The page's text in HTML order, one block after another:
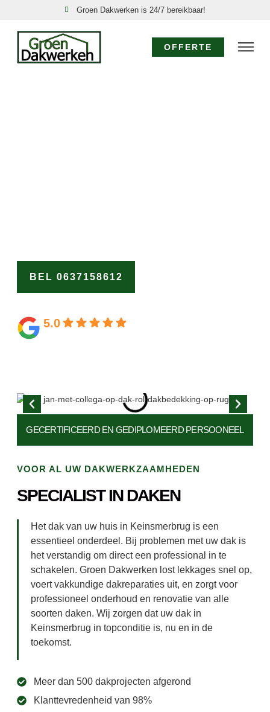
Groen Dakwerken is 24/7 bereikbaar!
OFFERTE
BEL 0637158612
5.0
GECERTIFICEERD EN GEDIPLOMEERD PERSOONEEL
VOOR AL UW DAKWERKZAAMHEDEN
SPECIALIST IN DAKEN
Het dak van uw huis in Keinsmerbrug is een
essentieel onderdeel. Bij problemen met uw dak is
het verstandig om direct een professional in te
schakelen. Groen Dakwerken lost lekkages snel op,
voert vakkundige dakreparaties uit, en zorgt voor
professioneel onderhoud en renovatie van alle
soorten daken. Wij zorgen dat uw dak in
Keinsmerbrug in topconditie is, nu en in de
toekomst.
Meer dan 500 dakprojecten afgerond
Klanttevredenheid van 98%